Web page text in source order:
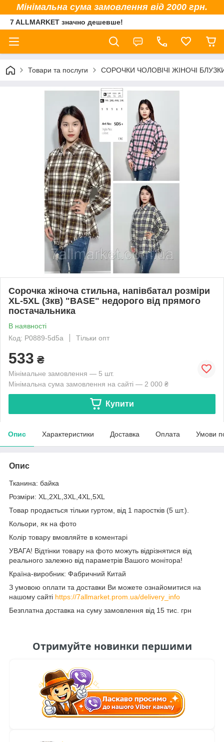
Мінімальна сума замовлення від 2000 грн.
7 ALLMARKET значно дешевше!
Товари та послуги СОРОЧКИ ЧОЛОВІЧІ ЖІНОЧІ
Сорочка жіноча стильна, напівбатал розміри
XL-5XL (3кв) "BASE" недорого від прямого
постачальника
В наявності
Код: P0889-5d5a
Тільки опт
533 ₴
Мінімальне замовлення — 5 шт.
Мінімальна сума замовлення на сайті — 2 000 ₴
Купити
Опис Характеристики Доставка Оплата Умови
Опис
Тканина: байка
Розміри: XL,2XL,3XL,4XL,5XL
Товар продається тільки гуртом, від 1 паростків (5 шт.).
Кольори, як на фото
Колір товару вмовляйте в коментарі
УВАГА! Відтінки товару на фото можуть відрізнятися від
реального залежно від параметрів Вашого монітора!
Країна-виробник: Фабричний Китай
З умовою оплати та доставки Ви можете ознайомитися на
нашому сайті https://7allmarket.prom.ua/delivery_info
Безплатна доставка на суму замовлення від 15 тис. грн
Отримуйте новинки першими